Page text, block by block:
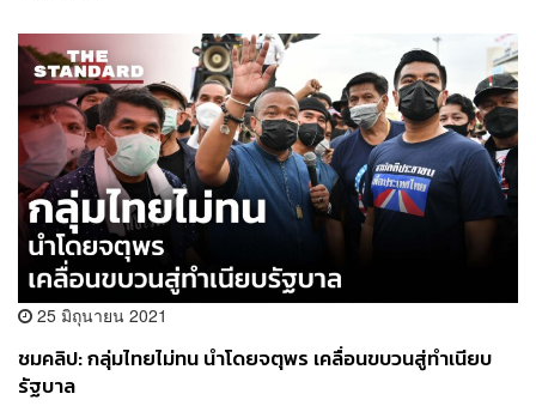
25 มิถุนายน 2021
ชมคลิป: กลุ่มไทยไม่ทน นำโดยจตุพร เคลื่อนขบวนสู่ทำเนียบ
รัฐบาล